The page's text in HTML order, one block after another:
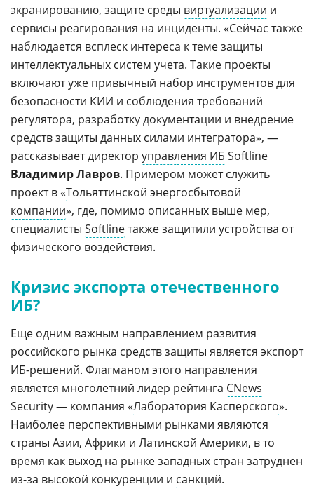
экранированию, защите среды виртуализации и
сервисы реагирования на инциденты. «Сейчас также
наблюдается всплеск интереса к теме защиты
интеллектуальных систем учета. Такие проекты
включают уже привычный набор инструментов для
безопасности КИИ и соблюдения требований
регулятора, разработку документации и внедрение
средств защиты данных силами интегратора», —
рассказывает директор управления ИБ Softline
Владимир Лавров. Примером может служить
проект в «Тольяттинской энергосбытовой
компании», где, помимо описанных выше мер,
специалисты Softlineтакже защитили устройства от
физического воздействия.
Кризис экспорта отечественного
ИБ?
Еще одним важным направлением развития
российского рынка средств защиты является экспорт
ИБ-решений. Флагманом этого направления
является многолетний лидер рейтинга CNews
Security— компания «Лаборатория Касперского».
Наиболее перспективными рынками являются
страны Азии, Африки и Латинской Америки, в то
время как выход на рынке западных стран затруднен
из-за высокой конкуренции и санкций.